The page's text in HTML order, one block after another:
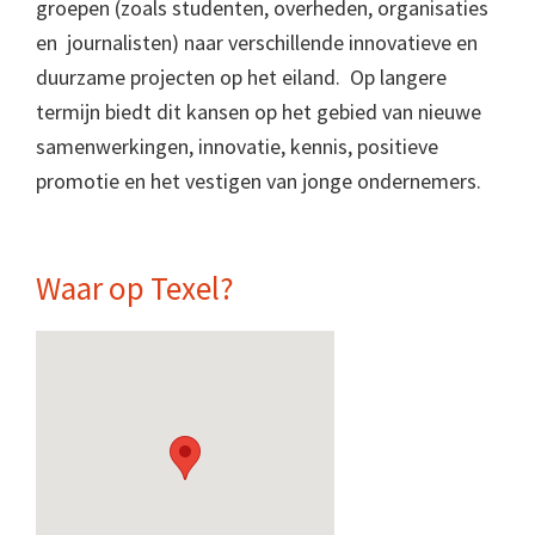
groepen (zoals studenten, overheden, organisaties
en journalisten) naar verschillende innovatieve en
duurzame projecten op het eiland. Op langere
termijn biedt dit kansen op het gebied van nieuwe
samenwerkingen, innovatie, kennis, positieve
promotie en het vestigen van jonge ondernemers.
Waar op Texel?